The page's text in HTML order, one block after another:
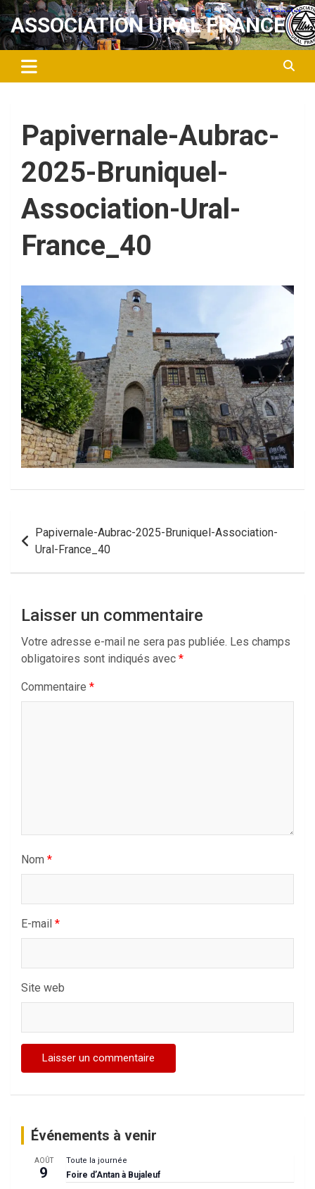
Aller
au
contenu
ASSOCIATION URAL FRANCE
Papivernale-Aubrac-
2025-Bruniquel-
Association-Ural-
France_40
Navigation
de
l’article
Papivernale-Aubrac-2025-Bruniquel-Association-
Ural-France_40
Laisser un commentaire
Votre adresse e-mail ne sera pas publiée. Les champs
obligatoires sont indiqués avec *
Commentaire *
Nom *
E-mail *
Site web
Événements à venir
AOÛT
9
Toute la journée
Foire d’Antan à Bujaleuf